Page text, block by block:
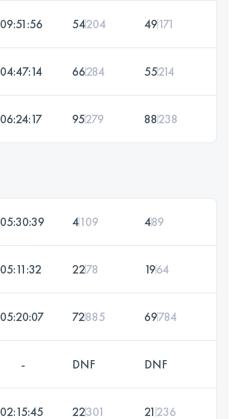
09:51:56 54204 49171
04:47:14 66284 55214
06:24:17 95279 88238
05:30:39 4109 489
05:11:32 2278 1964
05:20:07 72885 69784
- DNF DNF
02:15:45 22301 21 236